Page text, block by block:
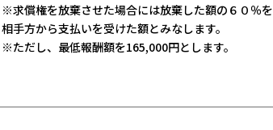
※求償権を放棄させた場合には放棄した額の６０％を
相手方から支払いを受けた額とみなします。
※ただし、最低報酬額を165,000円とします。